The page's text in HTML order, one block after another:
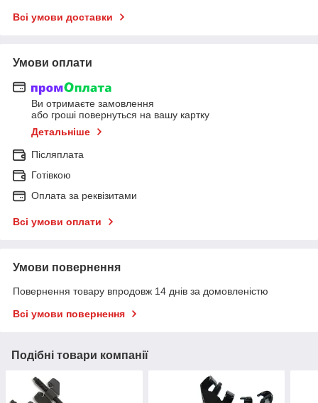
Всі умови доставки
Умови оплати
Ви отримаєте замовлення
або гроші повернуться на вашу картку
Детальніше
Післяплата
Готівкою
Оплата за реквізитами
Всі умови оплати
Умови повернення
Повернення товару впродовж 14 днів за домовленістю
Всі умови повернення
Подібні товари компанії